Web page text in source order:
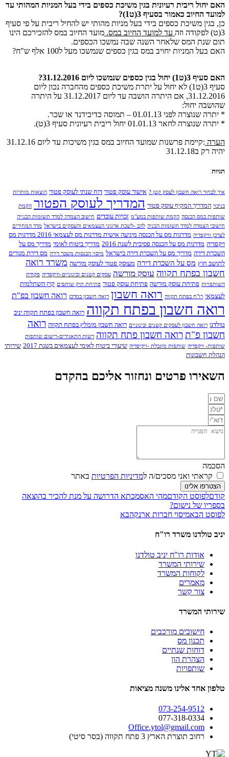
האם יחול ריבית רעיונית בגין משיכת כספים בידי בעל המניות המהותי עד
למועד החיוב כאמור בסעיף 3(ט1)?
כן, בגין משיכת כספים בידי בעל מניות מהותי יש להחיל ריבית על פי סעיף
3(ט) לפקודה וזה
עד למועד החיוב במס. מועד החיוב במס להזכירכם הינו
תום שנת המס שלאחר השנה שבה נמשכו הכספים.
האם בעל המניות יחויב במס בגין כספים שנמשכו מעל ל100 אלף ש"ח?
האם סעיף 3(ט1) יחול בגין כספים שנמשכו ליום 31.12.2016?
סעיף 3(ט1) לא יחול על יתרת משיכת כספים מהחברה נכון ליום
31.12.2016, אם היתרה הושבה עד ליום 31.12.2017 על היתרה
שהושבה יחול:
* יתרה שנוצרה לפני 01.01.13 – תמוסה כדיבידנד או שכר.
* יתרה שנוצרה לחאר 01.01.13 יחול ריבית רעיונית סעיף 3(ט).
הערה
:קיימת פרשנות שמועד החיוב במס בגין משיכות עד ליום 31.12.16
יהיה רק ב31.12.18
תגיות
איך לבחור רואה חשבון לעסק קטן ? אישור עוסק פטור דוח שנתי לעוסק פטור הוצאות מותרות
בניכוי המדריך המקיף עוסק פטור המדריך לעוסק הפטור הקמת
שותפות במס הכנסה הקמת שותפות במע"מ זכויות עובדים חישוב הצמדה למדד תשומות הבנייה
חישובי הצמדה למדד תשומות הבניה להב -לשכת ארגוני העצמאים והעסקים בישראל מדד המחירים
לצרכן וויקפדיה
מדרגות מס על הכנסה מיגיעה אישית מדרגות מס לעצמאי 2016 מדרגות מס
ויקפדיה מדרגות מס על הכנסה פסיבית לשנת 2016 מדריך ביטוח לאומי מדריך מס על
השכרת דירה מדריך מס על השכרת דירה בישראל מיסוי הכנסות משכר דירה מס דירת מגורים
לתושב חוץ מס על השכרת דירה מעוסק פטור לעוסק מורשה משרד רואה
חשבון בפתח תקווה עוסק מורשה עסקים קטנים ובינוניים-וויקפדיה פקודת
השותפויות פתיחת עוסק מורשה פתיחת עוסק פטור פתיחת תיק שותפים קרן השתלמות
לעצמאי רו"ח בפתח תקווה רואה חשבון רואה חשבון במרכז רואה חשבון בפ"ת
רואה חשבון בפתח תקווה רואה חשבון בפתח תקווה יניב
טולדנו רואה חשבון לעסקים קטנים ובינוניים רואה חשבון מומלץ בפתח תקווה רואה
חשבון פ"ת רואה חשבון פתח תקווה רשות התאגידים-רישום שותפות
שותפות- ויקפדיה שותפות מוגבלת -ויקיפדיה שיעורי ביטוח לאומי לעצמאים בשנת 2017
שירותי
הנהלת חשבונות
השאירו פרטים ונחזור אליכם בהקדם
הסכמה
קראתי ואני מסכים/ה למדיניות הפרטיות באתר
הצטרפו אלינו
קודםלפוסט הקודםמהי האסמכתא הדרושה על מנת להכיר בהוצאה
בספריו של נישום?
לפוסט הבאמיסוי חברות ארנקהבא
יניב טולדנו משרד רו"ח
אודות רו"ח יניב טולדנו
שירותי המשרד
לקוחות המשרד
מאמרים
צור קשר
שירותי המשרד
חישובים מורכבים
תכנון מס
דוחות שנתיים
הצהרת הון
שותפויות
טלפון אחד אלינו משנה מציאות
073-254-9512
077-318-0334
Office.ytol@gmail.com
רחוב תוצרת הארץ 3 פתח תקווה (בסר סיטי)